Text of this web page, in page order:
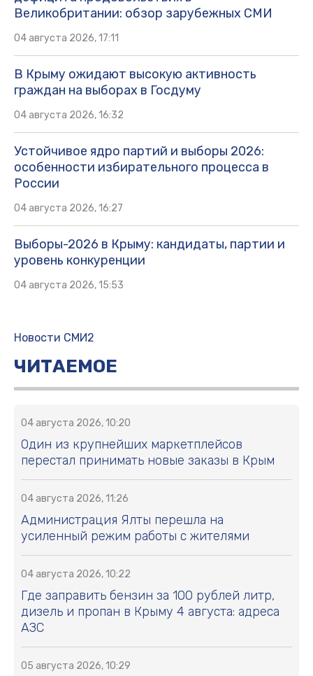
Великобритании: обзор зарубежных СМИ
04 августа 2026, 17:11
В Крыму ожидают высокую активность
граждан на выборах в Госдуму
04 августа 2026, 16:32
Устойчивое ядро партий и выборы 2026:
особенности избирательного процесса в
России
04 августа 2026, 16:27
Выборы-2026 в Крыму: кандидаты, партии и
уровень конкуренции
04 августа 2026, 15:53
Новости СМИ2
ЧИТАЕМОЕ
04 августа 2026, 10:20
Один из крупнейших маркетплейсов
перестал принимать новые заказы в Крым
04 августа 2026, 11:26
Администрация Ялты перешла на
усиленный режим работы с жителями
04 августа 2026, 10:22
Где заправить бензин за 100 рублей литр,
дизель и пропан в Крыму 4 августа: адреса
АЗС
05 августа 2026, 10:29